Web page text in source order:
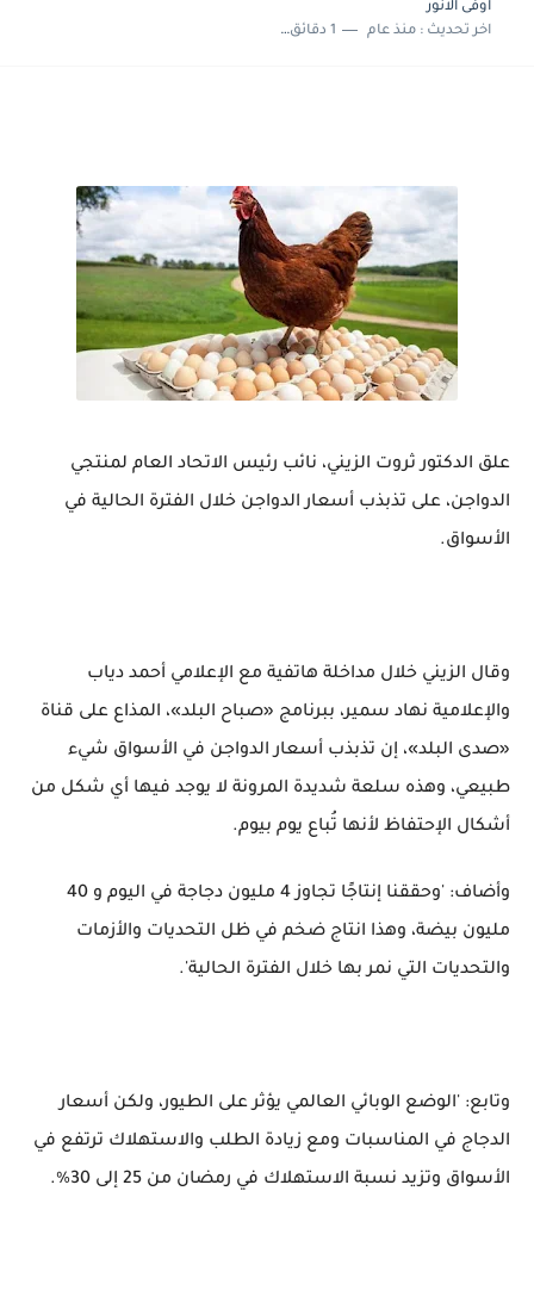
اوفى الانور
اخر تحديث :منذ عام 1 دقائق للقراءة
علق الدكتور ثروت الزيني، نائب رئيس الاتحاد العام لمنتجي
الدواجن، على تذبذب أسعار الدواجن خلال الفترة الحالية في
الأسواق.
وقال الزيني خلال مداخلة هاتفية مع الإعلامي أحمد دياب
والإعلامية نهاد سمير، ببرنامج «صباح البلد»، المذاع على قناة
«صدى البلد»، إن تذبذب أسعار الدواجن في الأسواق شيء
طبيعي، وهذه سلعة شديدة المرونة لا يوجد فيها أي شكل من
أشكال الإحتفاظ لأنها تُباع يوم بيوم.
وأضاف: 'وحققنا إنتاجًا تجاوز 4 مليون دجاجة في اليوم و 40
مليون بيضة، وهذا انتاج ضخم في ظل التحديات والأزمات
والتحديات التي نمر بها خلال الفترة الحالية'.
وتابع: 'الوضع الوبائي العالمي يؤثر على الطيور، ولكن أسعار
الدجاج في المناسبات ومع زيادة الطلب والاستهلاك ترتفع في
الأسواق وتزيد نسبة الاستهلاك في رمضان من 25 إلى 30%.